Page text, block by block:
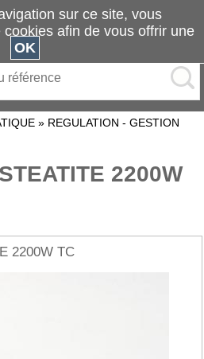
» REGULATION - GESTION
2200W
2200W TC
sur ce site, vous
afin de vous offrir une
OK